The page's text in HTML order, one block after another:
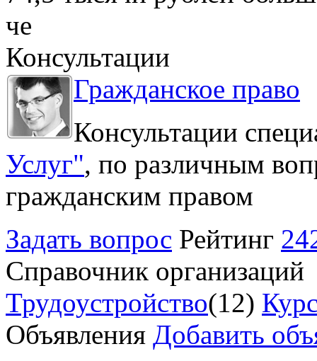
че
Консультации
Гражданское право
Консультации
Услуг", по различным
гражданским правом
Задать вопрос Рейтинг
Справочник организаций
Трудоустройство(12)
Объявления Добавить